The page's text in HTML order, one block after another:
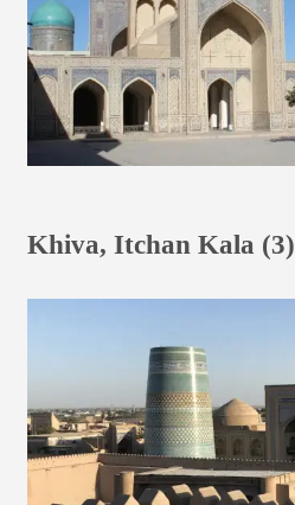
Khiva, Itchan Kala (3)